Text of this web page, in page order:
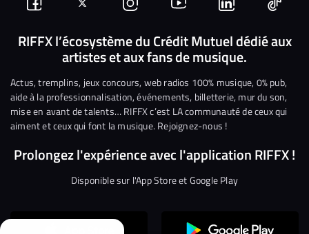
Suivez-
nous
Facebook
Suivez-
nous
sur
Twitter
Nous
rejoindre
sur
Instagram
Nous
rejoindre
sur
YouTube
Nous
rejoindre
sur
Linkedin
Nous
RIFFX l’écosystème du Crédit Mutuel dédié aux
artistes et aux fans de musique.
Actus, tremplins, jeux concours, web radios 100% musique, 0% pub,
aide à la professionnalisation, événements, billetterie, mur du son,
mise en avant de talents… RIFFX c’est LA communauté de ceux qui
aiment et ceux qui font la musique. Rejoignez-nous !
Prolongez l'expérience avec l'application RIFFX !
Disponible sur l'App Store et Google Play